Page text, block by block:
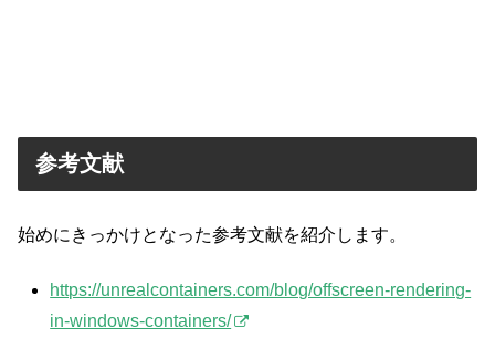
参考文献
始めにきっかけとなった参考文献を紹介します。
https://unrealcontainers.com/blog/offscreen-rendering-
in-windows-containers/